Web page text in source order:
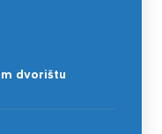
dvorištu